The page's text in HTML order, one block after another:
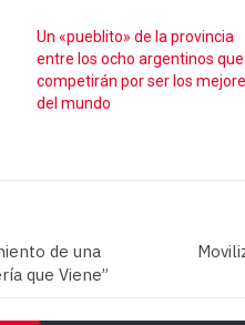
Un «pueblito» de la provincia
entre los ocho argentinos que
competirán por ser los
del mundo
de una
que Viene”